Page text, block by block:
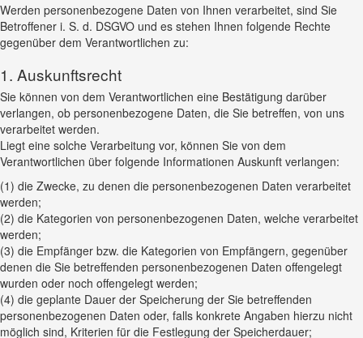
Werden personenbezogene Daten von Ihnen verarbeitet, sind Sie
Betroffener i. S. d. DSGVO und es stehen Ihnen folgende Rechte
gegenüber dem Verantwortlichen zu:
1. Auskunftsrecht
Sie können von dem Verantwortlichen eine Bestätigung darüber
verlangen, ob personenbezogene Daten, die Sie betreffen, von uns
verarbeitet werden.
Liegt eine solche Verarbeitung vor, können Sie von dem
Verantwortlichen über folgende Informationen Auskunft verlangen:
(1) die Zwecke, zu denen die personenbezogenen Daten verarbeitet
werden;
(2) die Kategorien von personenbezogenen Daten, welche verarbeitet
werden;
(3) die Empfänger bzw. die Kategorien von Empfängern, gegenüber
denen die Sie betreffenden personenbezogenen Daten offengelegt
wurden oder noch offengelegt werden;
(4) die geplante Dauer der Speicherung der Sie betreffenden
personenbezogenen Daten oder, falls konkrete Angaben hierzu nicht
möglich sind, Kriterien für die Festlegung der Speicherdauer;